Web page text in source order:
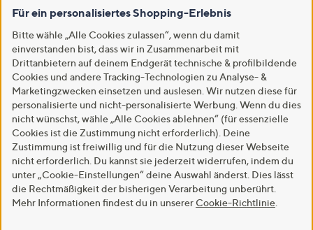
Versand gratis
EVA LUTZ Kleid Kapuze allover
gemustert figurumspielend
Versand gratis
EVA LUTZ Bluse Layla, 3/4-Arm
Ärmelaufschlag V-Ausschnitt
Für ein personalisiertes Shopping-Erlebnis
Bitte wähle „Alle Cookies zulassen“, wenn du damit
einverstanden bist, dass wir in Zusammenarbeit mit
Drittanbietern auf deinem Endgerät technische & profilbildende
Cookies und andere Tracking-Technologien zu Analyse- &
Marketingzwecken einsetzen und auslesen. Wir nutzen diese für
personalisierte und nicht-personalisierte Werbung. Wenn du dies
nicht wünschst, wähle „Alle Cookies ablehnen“ (für essenzielle
Cookies ist die Zustimmung nicht erforderlich). Deine
Zustimmung ist freiwillig und für die Nutzung dieser Webseite
nicht erforderlich. Du kannst sie jederzeit widerrufen, indem du
unter „Cookie-Einstellungen“ deine Auswahl änderst. Dies lässt
die Rechtmäßigkeit der bisherigen Verarbeitung unberührt.
Mehr Informationen findest du in unserer Cookie-Richtlinie